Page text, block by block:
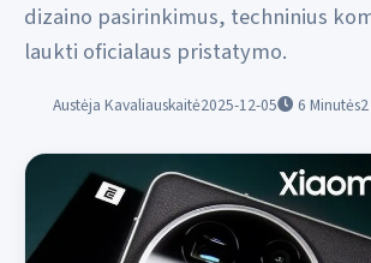
dizaino pasirinkimus, techninius
laukti oficialaus pristatymo.
Austėja Kavaliauskaitė2025-12-05 6 Minutės